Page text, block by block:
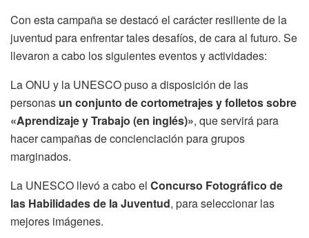
Con esta campaña se destacó el carácter resiliente de la
juventud para enfrentar tales desafíos, de cara al futuro. Se
llevaron a cabo los siguientes eventos y actividades:
La ONU y la UNESCO puso a disposición de las
personas un conjunto de cortometrajes y folletos sobre
«Aprendizaje y Trabajo (en inglés)», que servirá para
hacer campañas de concienciación para grupos
marginados.
La UNESCO llevó a cabo el Concurso Fotográfico de
las Habilidades de la Juventud, para seleccionar las
mejores imágenes.